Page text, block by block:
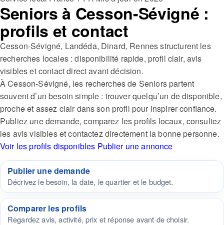
Seniors à Cesson-Sévigné :
profils et contact
Cesson-Sévigné, Landéda, Dinard, Rennes structurent les
recherches locales : disponibilité rapide, profil clair, avis
visibles et contact direct avant décision.
À Cesson-Sévigné, les recherches de Seniors partent
souvent d’un besoin simple : trouver quelqu’un de disponible,
proche et assez clair dans son profil pour inspirer confiance.
Publiez une demande, comparez les profils locaux, consultez
les avis visibles et contactez directement la bonne personne.
Voir les profils disponibles Publier une annonce
Publier une demande
Décrivez le besoin, la date, le quartier et le budget.
Comparer les profils
Regardez avis, activité, prix et réponse avant de choisir.